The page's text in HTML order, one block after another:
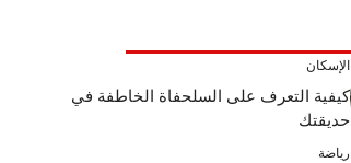
الإسكان
كيفية التعرف على السلحفاة الخاطفة في
حديقتك
رياضة